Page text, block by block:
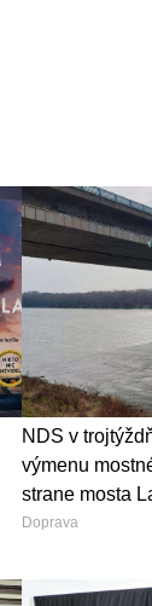
NDS v
výmenu
strane mosta
Doprava